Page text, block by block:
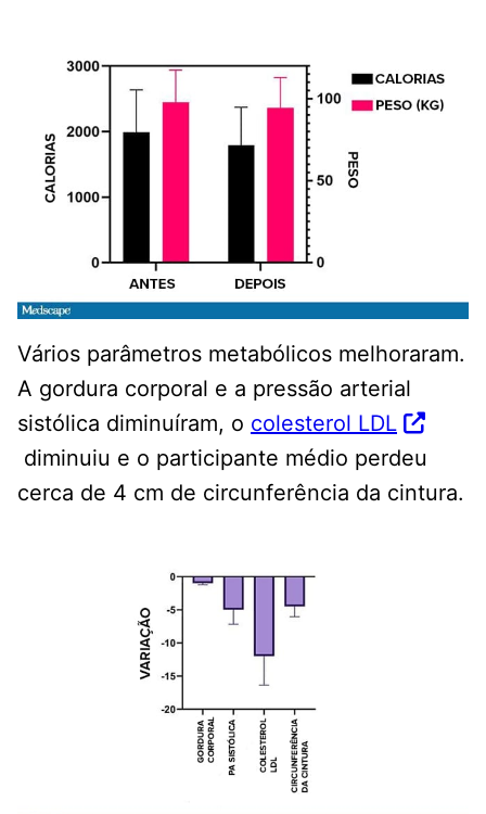
Vários parâmetros metabólicos melhoraram.
A gordura corporal e a pressão arterial
sistólica diminuíram, o colesterol LDL
diminuiu e o participante médio perdeu
cerca de 4 cm de circunferência da cintura.